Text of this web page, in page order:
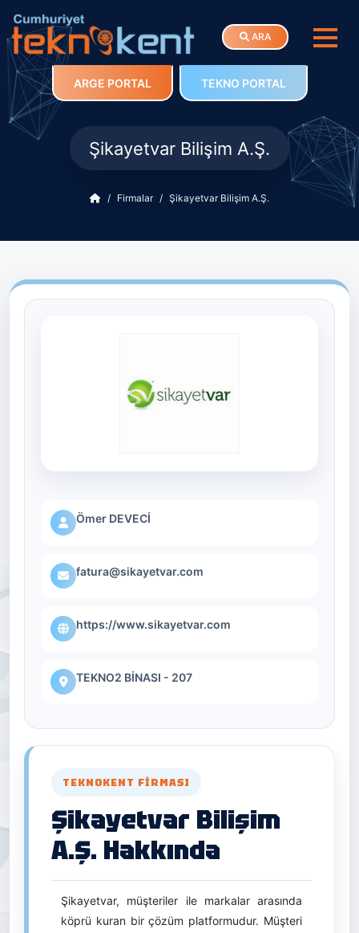
ARA
ARGE PORTAL TEKNO PORTAL
Şikayetvar Bilişim A.Ş.
Firmalar Şikayetvar Bilişim A.Ş.
Ömer DEVECİ
fatura@sikayetvar.com
https://www.sikayetvar.com
TEKNO2 BİNASI - 207
TEKNOKENT FIRMASI
Şikayetvar Bilişim
A.Ş. Hakkında
Şikayetvar, müşteriler ile markalar arasında
köprü kuran bir çözüm platformudur. Müşteri